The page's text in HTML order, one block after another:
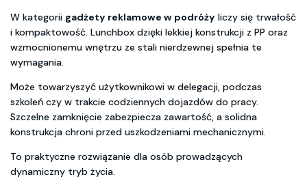
W kategorii gadżety reklamowe w podróży liczy się trwałość
i kompaktowość. Lunchbox dzięki lekkiej konstrukcji z PP oraz
wzmocnionemu wnętrzu ze stali nierdzewnej spełnia te
wymagania.
Może towarzyszyć użytkownikowi w delegacji, podczas
szkoleń czy w trakcie codziennych dojazdów do pracy.
Szczelne zamknięcie zabezpiecza zawartość, a solidna
konstrukcja chroni przed uszkodzeniami mechanicznymi.
To praktyczne rozwiązanie dla osób prowadzących
dynamiczny tryb życia.